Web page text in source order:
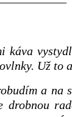
káva
Už to
a na
drobnou